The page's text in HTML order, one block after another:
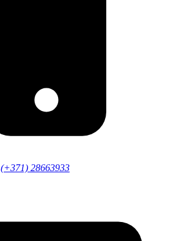
(+371) 28663933